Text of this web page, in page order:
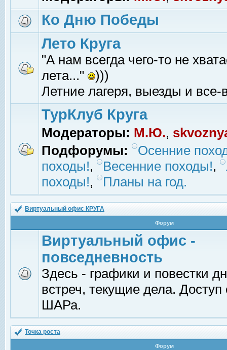
Ко Дню Победы
Лето Круга
"А нам всегда чего-то не
лета..."
)))
Летние лагеря, выезды и все-
ТурКлуб Круга
Модераторы: М.Ю.,
Подфорумы:
Осенние
походы!, Весенние походы!,
походы!, Планы на год.
Виртуальный офис КРУГА
Форум
Виртуальный офис -
повседневность
Здесь - графики и повестки
встреч, текущие дела.
ШАРа.
Точка роста
Форум